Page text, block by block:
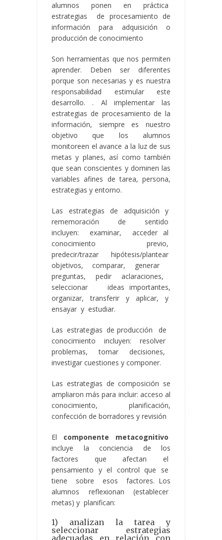
alumnos ponen en práctica
estrategias de procesamiento de
información para adquisición o
producción de conocimiento
Son herramientas que nos permiten
aprender. Deben ser diferentes
porque son necesarias y es nuestra
responsabilidad estimular este
desarrollo. . Al implementar las
estrategias de procesamiento de la
información, siempre es nuestro
objetivo que los alumnos
monitoreen el avance a la luz de sus
metas y planes, así como también
que sean conscientes y dominen las
variables afines de tarea, persona,
estrategias y entorno.
Las estrategias de adquisición y
rememoración de sentido
incluyen: examinar, acceder al
conocimiento previo,
predecir/trazar hipótesis/plantear
objetivos, comparar, generar
preguntas, pedir aclaraciones,
seleccionar ideas importantes,
organizar, transferir y aplicar, y
ensayar y estudiar.
Las estrategias de producción de
conocimiento incluyen: resolver
problemas, tomar decisiones,
investigar cuestiones y componer.
Las estrategias de composición se
ampliaron más para incluir: acceso al
conocimiento, planificación,
confección de borradores y revisión
El componente metacognitivo
incluye la conciencia de los
factores que afectan el
pensamiento y el control que se
tiene sobre esos factores. Los
alumnos reflexionan (establecer
metas) y planifican:
1) analizan la tarea y
seleccionar estrategias